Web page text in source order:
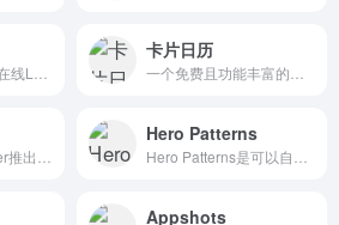
卡片日历
Hero Patterns
Appshots